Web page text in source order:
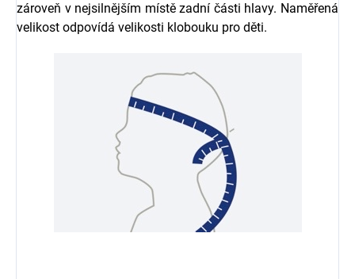
zároveň v nejsilnějším místě zadní části hlavy. Naměřená
velikost odpovídá velikosti klobouku pro děti.